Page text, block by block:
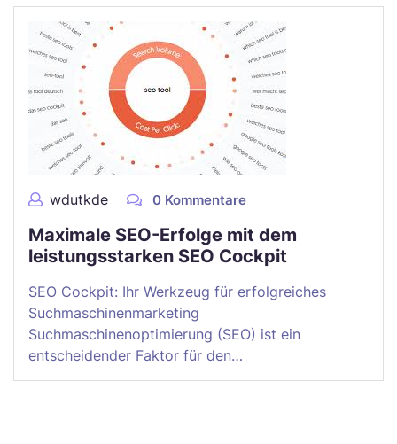
wdutkde 0 Kommentare
Maximale SEO-Erfolge mit dem
leistungsstarken SEO Cockpit
SEO Cockpit: Ihr Werkzeug für erfolgreiches
Suchmaschinenmarketing
Suchmaschinenoptimierung (SEO) ist ein
entscheidender Faktor für den…